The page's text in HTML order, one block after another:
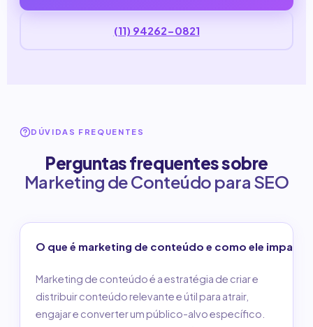
(11) 94262-0821
DÚVIDAS FREQUENTES
Perguntas frequentes sobre
Marketing de Conteúdo para SEO
O que é marketing de conteúdo e como ele impacta
Marketing de conteúdo é a estratégia de criar e
distribuir conteúdo relevante e útil para atrair,
engajar e converter um público-alvo específico.